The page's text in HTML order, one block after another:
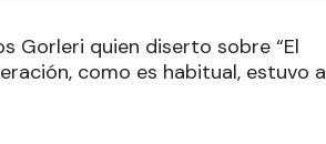
Gorleri quien diserto sobre “El
como es habitual, estuvo a